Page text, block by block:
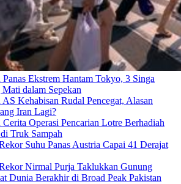
Panas Ekstrem Hantam Tokyo, 3 Singa
dalam Sepekan
AS Kehabisan Rudal Pencegat, Alasan
Iran Lagi?
Cerita Operasi Pencarian Lotre Berhadiah
Truk Sampah
Suhu Panas Austria Capai 41 Derajat
Nirmal Purja Taklukkan Gunung
Dunia Berakhir di Broad Peak Pakistan